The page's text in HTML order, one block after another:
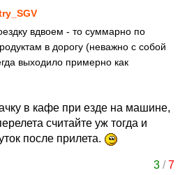
вдвоем - то суммарно по
в дорогу (неважно с собой
выходило примерно как
в кафе при езде на машине,
считайте уж тогда и
после прилета.
3/7